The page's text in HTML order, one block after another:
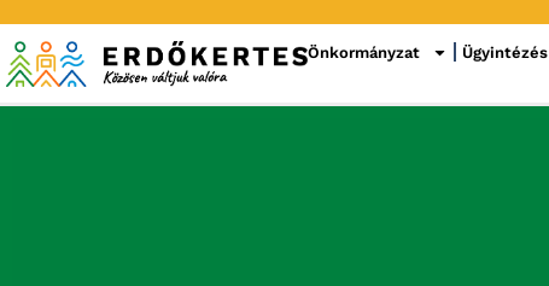
Önkormányzat Ügyintézés